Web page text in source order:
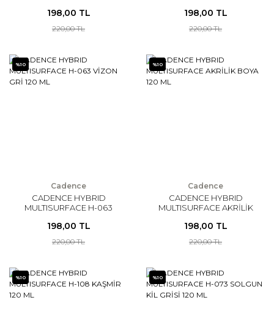
198,00 TL
220,00 TL
198,00 TL
220,00 TL
%10
Cadence
CADENCE HYBRID
MULTISURFACE H-063
198,00 TL
220,00 TL
%10
Cadence
CADENCE HYBRID
MULTISURFACE AKRİLİK
198,00 TL
220,00 TL
%10 %10